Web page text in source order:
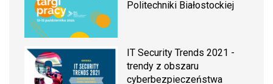
Politechniki Białostockiej
IT Security Trends 2021 -
trendy z obszaru
cyberbezpieczeństwa